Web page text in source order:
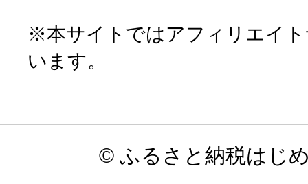
※本サイトではアフィリエイ
います。
© ふるさと納税はじ